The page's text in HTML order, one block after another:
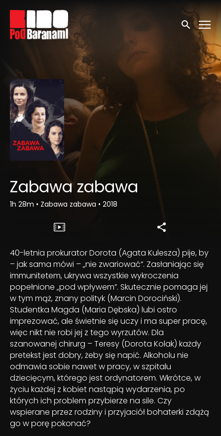
Linki ułatwień dostępu
Wyszukaj
Zabawa zabawa
1h 28m • Zabawa zabawa • 2018
40-letnia prokurator Dorota (Agata Kulesza) pije, by
– jak sama mówi – „nie zwariować”. Zasłaniając się
immunitetem, ukrywa wszystkie wykroczenia
popełnione „pod wpływem”. Skutecznie pomaga jej
w tym mąż, znany polityk (Marcin Dorociński).
Studentka Magda (Maria Dębska) lubi ostro
imprezować, ale świetnie się uczy i ma super pracę,
więc nikt nie robi jej z tego wyrzutów. Dla
szanowanej chirurg – Teresy (Dorota Kolak) każdy
pretekst jest dobry, żeby się napić. Alkoholu nie
odmawia sobie nawet w pracy, w szpitalu
dziecięcym, którego jest ordynatorem. Wkrótce, w
życiu każdej z kobiet nastąpią wydarzenia, po
których ich problem przybierze na sile. Czy
wspierane przez rodziny i przyjaciół bohaterki zdążą
go w porę pokonać?